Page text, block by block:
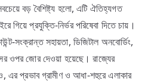
বড় বৈশিষ্ট্য হলো, এটি ঐতিহ্যগত
গিয়ে প্রযুক্তি-নির্ভর পরিষেবা দিতে চায়।
সংক্রান্ত সহায়তা, ডিজিটাল অনবোর্ডিং,
ওপর জোর দেওয়া হয়েছে। রাজ্যের
এর প্রভাব গ্রামীণ ও আধা-শহুরে এলাকার